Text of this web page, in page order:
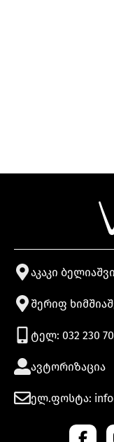
აკაკი
შერიფ
ტელ: 032 230
ავტორიზაცია
ელ.ფოსტა: